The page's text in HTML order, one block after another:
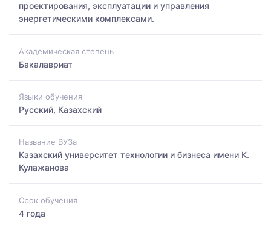
проектирования, эксплуатации и управления
энергетическими комплексами.
Академическая степень
Бакалавриат
Языки обучения
Русский, Казахский
Название ВУЗа
Казахский университет технологии и бизнеса имени К.
Кулажанова
Срок обучения
4 года